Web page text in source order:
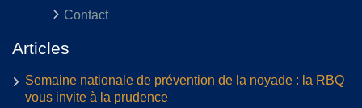
Contact
Articles
Semaine nationale de prévention de la noyade : la RBQ
vous invite à la prudence